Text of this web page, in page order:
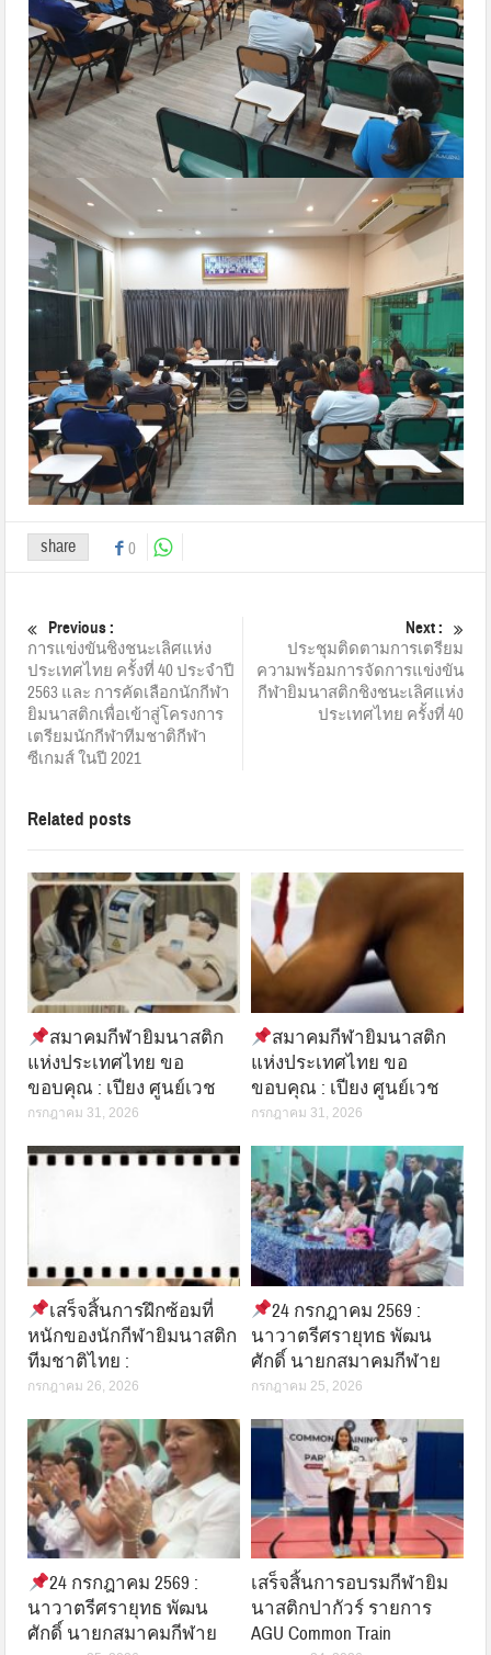
share 0
Previous :
การแข่งขันชิงชนะเลิศแห่ง
ประเทศไทย ครั้งที่ 40 ประจำปี
2563 และ การคัดเลือกนักกีฬา
ยิมนาสติกเพื่อเข้าสู่โครงการ
เตรียมนักกีฬาทีมชาติกีฬา
ซีเกมส์ ในปี 2021
Next :
ประชุมติดตามการเตรียม
ความพร้อมการจัดการแข่งขัน
กีฬายิมนาสติกชิงชนะเลิศแห่ง
ประเทศไทย ครั้งที่ 40
Related posts
สมาคมกีฬายิมนาสติก
แห่งประเทศไทย ขอ
ขอบคุณ : เปียง ศูนย์เวช
กรกฎาคม 31, 2026
สมาคมกีฬายิมนาสติก
แห่งประเทศไทย ขอ
ขอบคุณ : เปียง ศูนย์เวช
กรกฎาคม 31, 2026
เสร็จสิ้นการฝึกซ้อมที่
หนักของนักกีฬายิมนาสติก
ทีมชาติไทย :
กรกฎาคม 26, 2026
24 กรกฎาคม 2569 :
นาวาตรีศรายุทธ พัฒน
ศักดิ์ นายกสมาคมกีฬาย
กรกฎาคม 25, 2026
24 กรกฎาคม 2569 :
นาวาตรีศรายุทธ พัฒน
ศักดิ์ นายกสมาคมกีฬาย
เสร็จสิ้นการอบรมกีฬายิม
นาสติกปากัวร์ รายการ
AGU Common Train